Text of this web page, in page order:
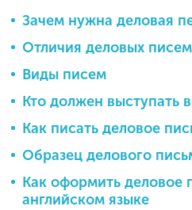
Зачем нужна деловая
Отличия деловых
Виды писем
Кто должен выступать
Как писать деловое
Образец делового
Как оформить деловое
английском языке